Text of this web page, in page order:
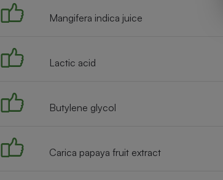
Mangifera indica juice
Lactic acid
Butylene glycol
Carica papaya fruit extract